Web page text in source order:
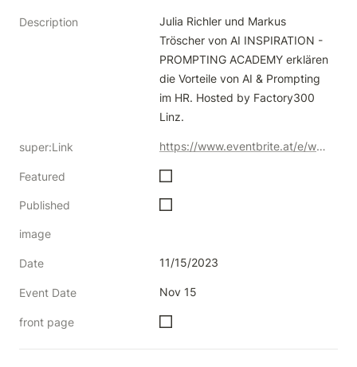
Description
Julia Richler und Markus
Tröscher von AI INSPIRATION -
PROMPTING ACADEMY erklären
die Vorteile von AI & Prompting
im HR. Hosted by Factory300
Linz.
super:Link https://www.eventbrite.at/e/webinar-ai-im-hr-chatgpt-fur-recruiting-personalmarketing-tickets-746361656807?aff=oddtdtcreator
Featured
Published
image
Date 11/15/2023
Event Date Nov 15
front page